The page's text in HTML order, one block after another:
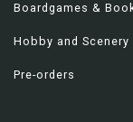
Boardgames &
Hobby and Scenery
Pre-orders